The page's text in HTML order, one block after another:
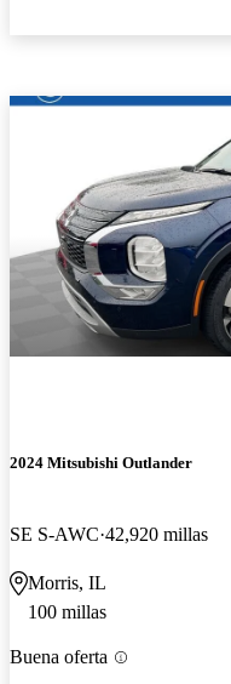
2024 Mitsubishi Outlander
SE S-AWC 42,920 millas
Morris, IL
100 millas
Buena oferta